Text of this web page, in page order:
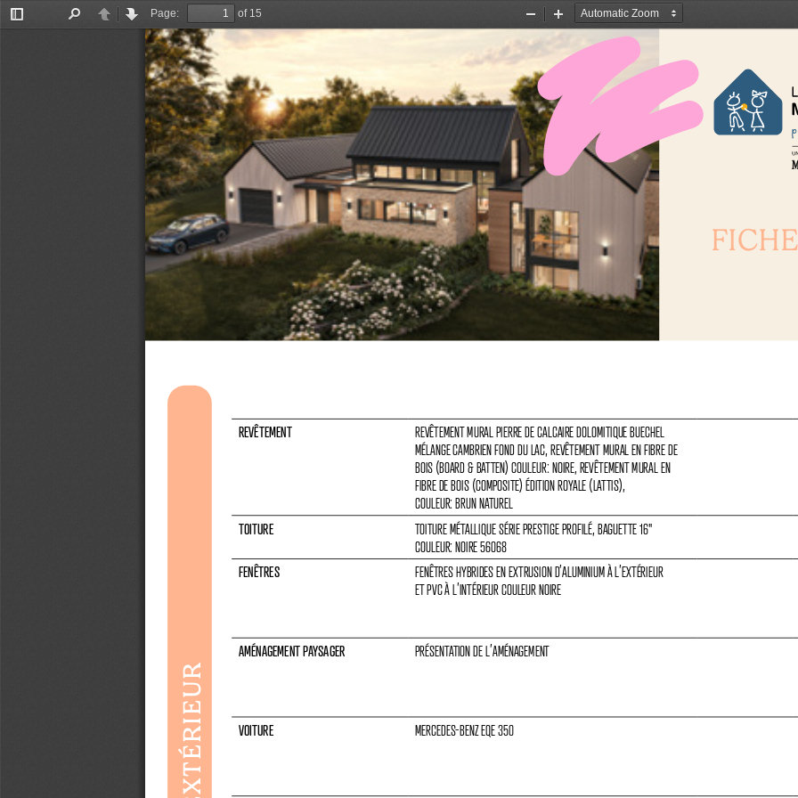
Toggle
PreviousNext
Page:
of 15
Zoom
Zoom
REVÊTEMENT
REVÊTEMENT MURAL PIERRE DE CALCAIRE DOLOMITIQUE BUECHEL
MÉLANGE CAMBRIEN FOND DU LAC, REVÊTEMENT MURAL EN FIBRE DE
BOIS (BOARD & BATTEN) COULEUR: NOIRE, REVÊTEMENT MURAL EN
FIBRE DE BOIS (COMPOSITE) ÉDITION ROYALE (LATTIS),
COULEUR: BRUN NATUREL
TOITURE
TOITURE MÉTALLIQUE SÉRIE PRESTIGE PROFILÉ, BAGUETTE 16"
COULEUR: NOIRE 56068
FENÊTRES
FENÊTRES HYBRIDES EN EXTRUSION D’ALUMINIUM À L’EXTÉRIEUR
ET PVC À L’INTÉRIEUR COULEUR NOIRE
AMÉNAGEMENT PAYSAGER PRÉSENTATION DE L’AMÉNAGEMENT
VOITURE MERCEDES-BENZ EQE 350
EXTÉRIEUR